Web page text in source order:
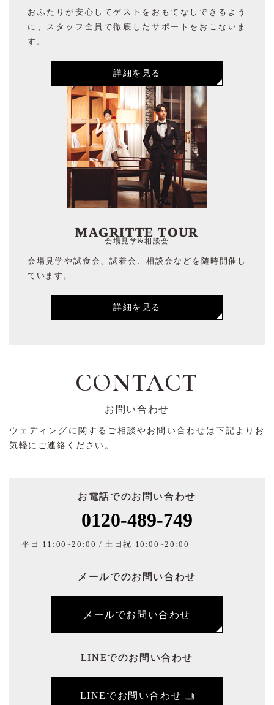
おふたりが安心してゲストをおもてなしできるよう
に、スタッフ全員で徹底したサポートをおこないま
す。
詳細を見る
MAGRITTE TOUR
会場見学&相談会
会場見学や試食会、試着会、相談会などを随時開催し
ています。
詳細を見る
CONTACT
お問い合わせ
ウェディングに関するご相談やお問い合わせは下記よりお
気軽にご連絡ください。
お電話でのお問い合わせ
0120-489-749
平日 11:00~20:00 / 土日祝 10:00~20:00
メールでのお問い合わせ
メールでお問い合わせ
LINEでのお問い合わせ
LINEでお問い合わせ